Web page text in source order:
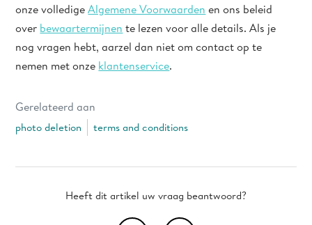
onze volledigeAlgemene Voorwaarden en ons beleid
over bewaartermijnen te lezen voor alle details. Als je
nog vragen hebt, aarzel dan niet om contact op te
nemen met onze klantenservice.
Gerelateerd aan
photo deletion terms and conditions
Heeft dit artikel uw vraag beantwoord?